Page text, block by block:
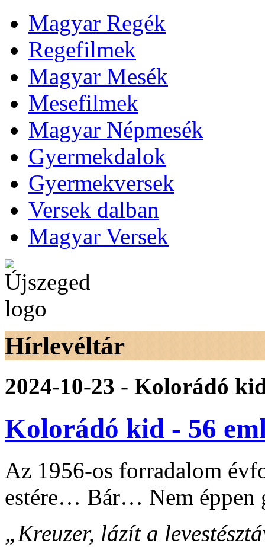
Magyar Regék
Regefilmek
Magyar Mesék
Mesefilmek
Magyar Népmesék
Gyermekdalok
Gyermekversek
Versek dalban
Magyar Versek
Hírlevéltár
2024-10-23 - Kolorádó
Kolorádó kid - 56
Az 1956-os forradalom
estére… Bár… Nem
„Kreuzer, lázít a